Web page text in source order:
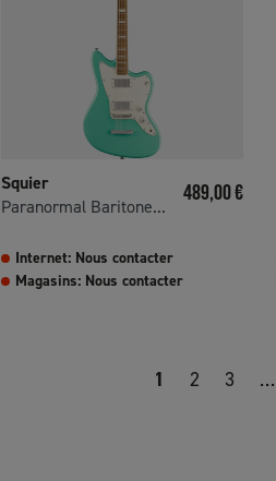
Squier
Paranormal Baritone...
Prix
489,00 €
Internet: Nous contacter
Magasins: Nous contacter
1 2 3 …